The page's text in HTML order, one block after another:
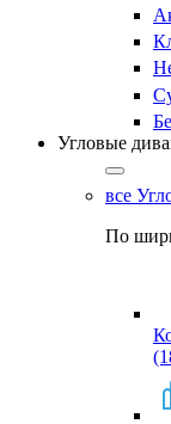
Угловые
все
По